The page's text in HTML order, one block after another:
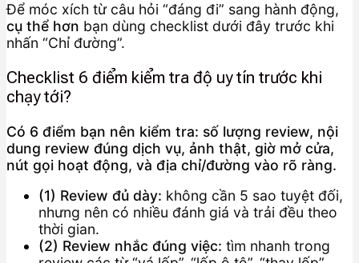
Để móc xích từ câu hỏi “đáng đi” sang hành động,
cụ thể hơn bạn dùng checklist dưới đây trước khi
nhấn “Chỉ đường”.
Checklist 6 điểm kiểm tra độ uy tín trước khi
chạy tới?
Có 6 điểm bạn nên kiểm tra: số lượng review, nội
dung review đúng dịch vụ, ảnh thật, giờ mở cửa,
nút gọi hoạt động, và địa chỉ/đường vào rõ ràng.
(1) Review đủ dày: không cần 5 sao tuyệt đối,
nhưng nên có nhiều đánh giá và trải đều theo
thời gian.
(2) Review nhắc đúng việc: tìm nhanh trong